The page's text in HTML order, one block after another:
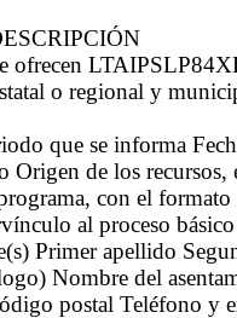
ofrecen
o regional y
que se informa
Origen de los
con el
al proceso
Primer apellido
Nombre del
postal Teléfono y